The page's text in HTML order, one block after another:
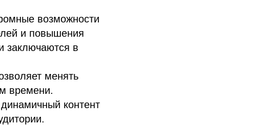
возможности
и повышения
заключаются в
менять
времени.
контент